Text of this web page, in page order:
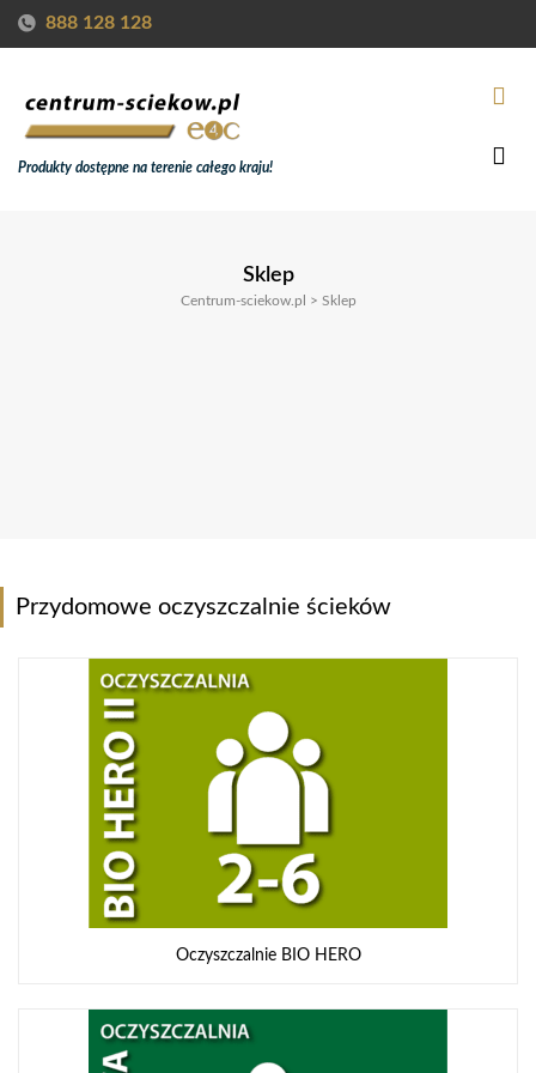
888 128 128
Produkty dostępne na terenie całego kraju!
Sklep
Centrum-sciekow.pl > Sklep
Przydomowe oczyszczalnie ścieków
Oczyszczalnie BIO HERO